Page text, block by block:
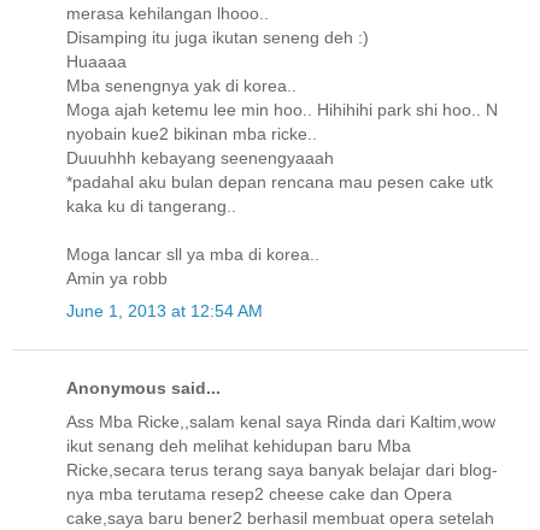
merasa kehilangan lhooo..
Disamping itu juga ikutan seneng deh :)
Huaaaa
Mba senengnya yak di korea..
Moga ajah ketemu lee min hoo.. Hihihihi park shi hoo.. N
nyobain kue2 bikinan mba ricke..
Duuuhhh kebayang seenengyaaah
*padahal aku bulan depan rencana mau pesen cake utk
kaka ku di tangerang..
Moga lancar sll ya mba di korea..
Amin ya robb
June 1, 2013 at 12:54 AM
Anonymous said...
Ass Mba Ricke,,salam kenal saya Rinda dari Kaltim,wow
ikut senang deh melihat kehidupan baru Mba
Ricke,secara terus terang saya banyak belajar dari blog-
nya mba terutama resep2 cheese cake dan Opera
cake,saya baru bener2 berhasil membuat opera setelah